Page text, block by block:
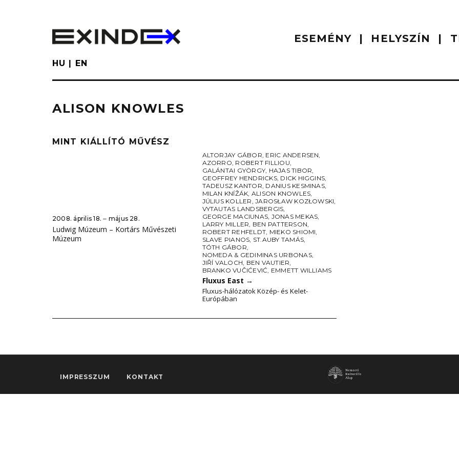
ESEMÉNY HELYSZÍN
HU EN
ALISON KNOWLES
MINT KIÁLLÍTÓ MŰVÉSZ
2008. április 18. ‒ május 28.
Ludwig Múzeum – Kortárs Művészeti
Múzeum
ALTORJAY GÁBOR, ERIC ANDERSEN,
AZORRO, ROBERT FILLIOU,
GALÁNTAI GYÖRGY, HAJAS TIBOR,
GEOFFREY HENDRICKS, DICK HIGGINS,
TADEUSZ KANTOR, DANIUS KESMINAS,
MILAN KNÍŽÁK, ALISON KNOWLES,
JÚLIUS KOLLER,JAROSŁAW KOZŁOWSKI,
VYTAUTAS LANDSBERGIS,
GEORGE MACIUNAS, JONAS MEKAS,
LARRY MILLER, BEN PATTERSON,
ROBERT REHFELDT, MIEKO SHIOMI,
SLAVE PIANOS, ST.AUBY TAMÁS,
TÓTH GÁBOR,
NOMEDA & GEDIMINAS URBONAS,
JIŘÍ VALOCH, BEN VAUTIER,
BRANKO VUČIĆEVIĆ, EMMETT WILLIAMS
Fluxus East →
Fluxus-hálózatok Közép- és Kelet-
Európában
IMPRESSZUM KONTAKT